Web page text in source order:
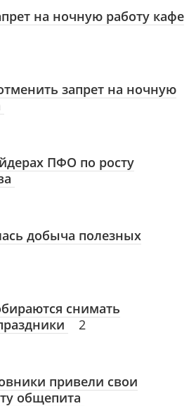
на ночную работу кафе
запрет на ночную
ПФО по росту
добыча полезных
снимать
2
привели свои
общепита